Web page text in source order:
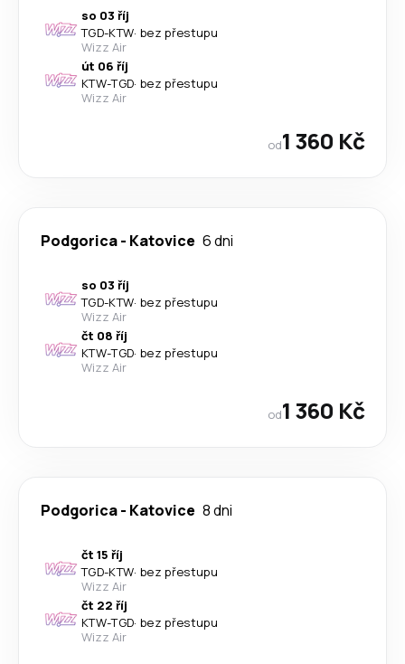
so 03 říj
TGD-KTW· bez přestupu
Wizz Air
út 06 říj
KTW-TGD· bez přestupu
Wizz Air
od1 360 Kč
Podgorica- Katovice 6 dni
so 03 říj
TGD-KTW· bez přestupu
Wizz Air
čt 08 říj
KTW-TGD· bez přestupu
Wizz Air
od1 360 Kč
Podgorica- Katovice 8 dni
čt 15 říj
TGD-KTW· bez přestupu
Wizz Air
čt 22 říj
KTW-TGD· bez přestupu
Wizz Air